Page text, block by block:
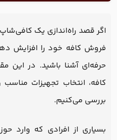
اگر قصد راه‌اندازی یک
فروش کافه خود را افزایش
حرفه‌ای آشنا باشید. در این
کافه، انتخاب تجهیزات
بررسی می‌کنیم.
بسیاری از افرادی که وارد